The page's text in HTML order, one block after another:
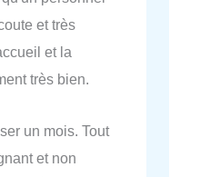
et très
et la
très bien.
un mois. Tout
et non